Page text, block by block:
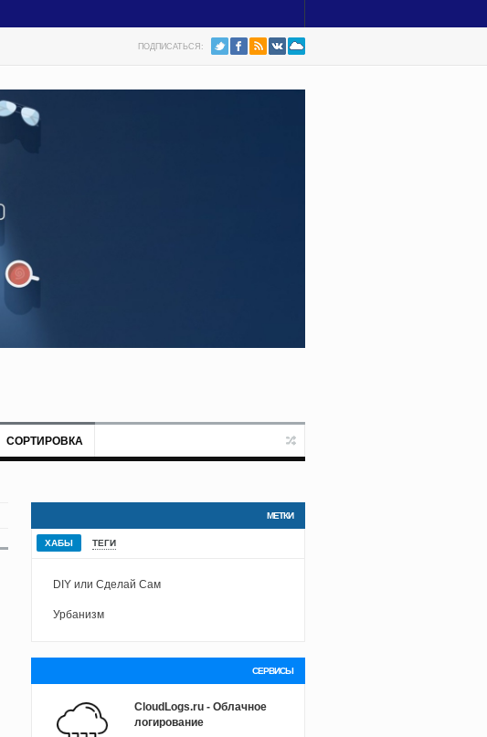
ПОДПИСАТЬСЯ:
СОРТИРОВКА
МЕТКИ
ХАБЫ ТЕГИ
DIY или Сделай Сам
Урбанизм
СЕРВИСЫ
CloudLogs.ru - Облачное
логирование